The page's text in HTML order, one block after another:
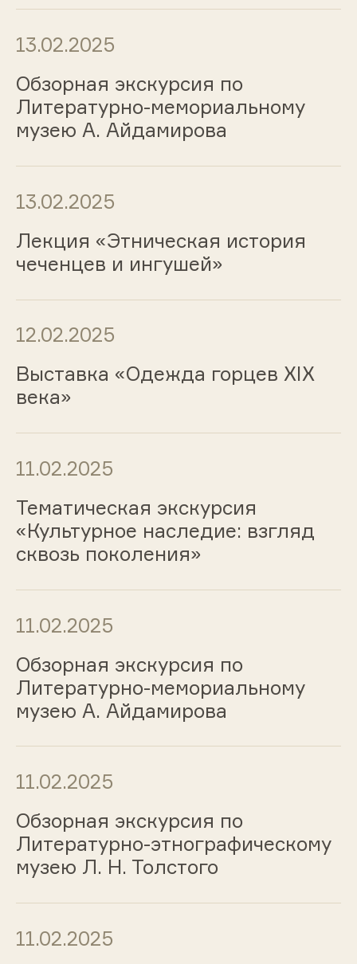
13.02.2025
Обзорная экскурсия по
Литературно-мемориальному
музею А. Айдамирова
13.02.2025
Лекция «Этническая история
чеченцев и ингушей»
12.02.2025
Выставка «Одежда горцев ХIХ
века»
11.02.2025
Тематическая экскурсия
«Культурное наследие: взгляд
сквозь поколения»
11.02.2025
Обзорная экскурсия по
Литературно-мемориальному
музею А. Айдамирова
11.02.2025
Обзорная экскурсия по
Литературно-этнографическому
музею Л. Н. Толстого
11.02.2025